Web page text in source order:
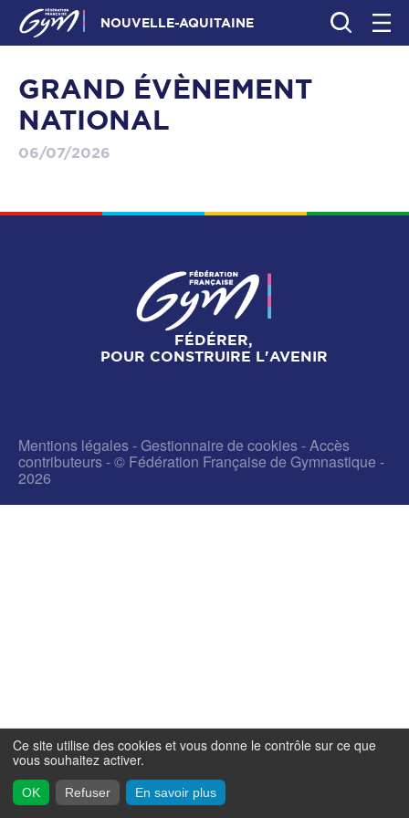
NOUVELLE-AQUITAINE
GRAND ÉVÈNEMENT
NATIONAL
06/07/2026
FÉDÉRER,
POUR CONSTRUIRE L'AVENIR
Mentions légales-Gestionnaire de cookies-Accès
contributeurs- © Fédération Française de Gymnastique -
2026
Ce site utilise des cookies et vous donne le contrôle sur ce que
vous souhaitez activer.
OK Refuser En savoir plus